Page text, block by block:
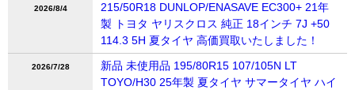
2026/8/4
215/50R18 DUNLOP/ENASAVE EC300+ 21年
製 トヨタ ヤリスクロス 純正 18インチ 7J +50
114.3 5H 夏タイヤ 高価買取いたしました！
2026/7/28
新品 未使用品 195/80R15 107/105N LT
TOYO/H30 25年製 夏タイヤ サマータイヤ ハイ